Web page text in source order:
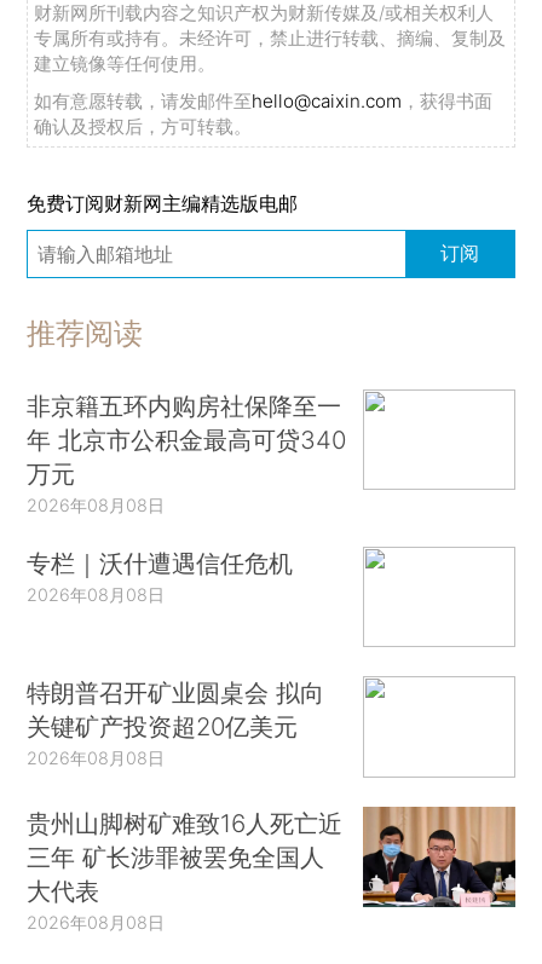
财新网所刊载内容之知识产权为财新传媒及/或相关权利人
专属所有或持有。未经许可，禁止进行转载、摘编、复制及
建立镜像等任何使用。
如有意愿转载，请发邮件至hello@caixin.com ，获得书面
确认及授权后，方可转载。
免费订阅财新网主编精选版电邮
订阅
推荐阅读
非京籍五环内购房社保降至一
年 北京市公积金最高可贷340
万元
2026年08月08日
专栏｜沃什遭遇信任危机
2026年08月08日
特朗普召开矿业圆桌会 拟向
关键矿产投资超20亿美元
2026年08月08日
贵州山脚树矿难致16人死亡近
三年 矿长涉罪被罢免全国人
大代表
2026年08月08日